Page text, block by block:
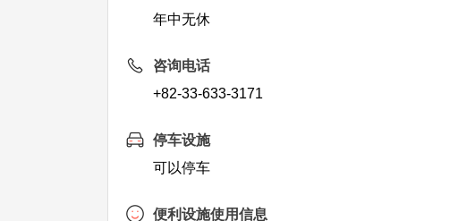
年中无休
咨询电话
+82-33-633-3171
停车设施
可以停车
便利设施使用信息